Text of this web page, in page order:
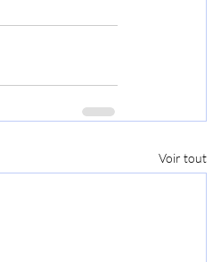
Voir tout